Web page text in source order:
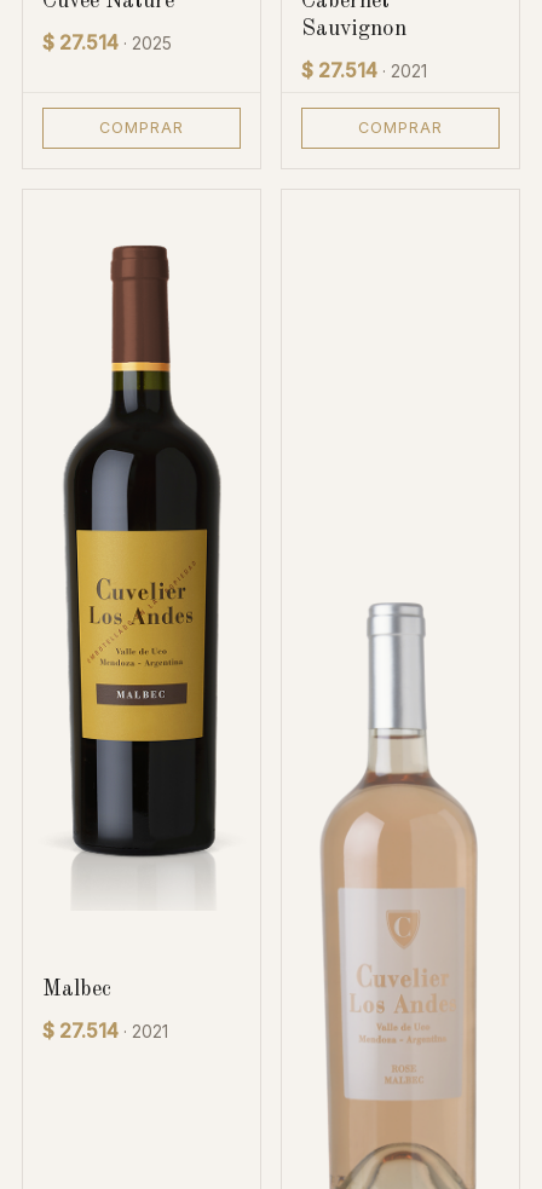
$ 27.514 · 2025
COMPRAR
Sauvignon
$ 27.514 · 2021
COMPRAR
Malbec
$ 27.514 · 2021